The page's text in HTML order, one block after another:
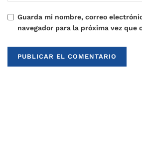
Guarda mi nombre, correo
navegador para la próxima vez que